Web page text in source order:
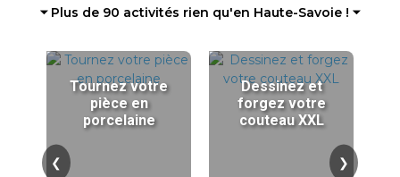
⏷ Plus de 90 activités rien qu'en Haute-Savoie ! ⏷
Tournez votre
pièce en
porcelaine
Dessinez et
forgez votre
couteau XXL
❮ ❯